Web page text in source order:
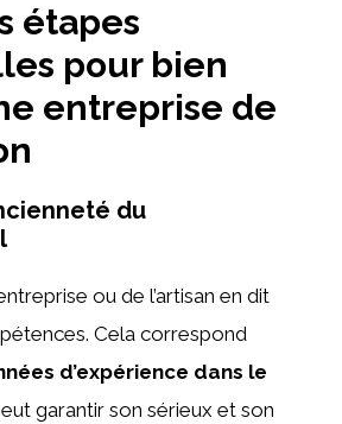
étapes
pour bien
entreprise de
du
ou de l’artisan en dit
Cela correspond
d’expérience dans le
garantir son sérieux et son